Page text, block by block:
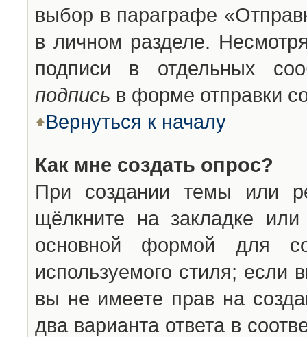
выбор в параграфе
в личном разделе.
подписи в отдельных
подпись в форме отправки
Вернуться к началу
Как мне создать опрос?
При создании темы или
щёлкните на закладке
основной формой для
используемого стиля; если
вы не имеете прав на
два варианта ответа в